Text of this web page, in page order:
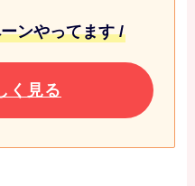
ンやってます /
く見る